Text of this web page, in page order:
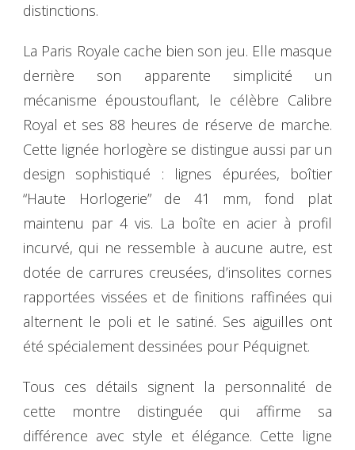
distinctions.
La Paris Royale cache bien son jeu. Elle masque
derrière son apparente simplicité un
mécanisme époustouflant, le célèbre Calibre
Royal et ses 88 heures de réserve de marche.
Cette lignée horlogère se distingue aussi par un
design sophistiqué : lignes épurées, boîtier
“Haute Horlogerie” de 41 mm, fond plat
maintenu par 4 vis. La boîte en acier à profil
incurvé, qui ne ressemble à aucune autre, est
dotée de carrures creusées, d’insolites cornes
rapportées vissées et de finitions raffinées qui
alternent le poli et le satiné. Ses aiguilles ont
été spécialement dessinées pour Péquignet.
Tous ces détails signent la personnalité de
cette montre distinguée qui affirme sa
différence avec style et élégance. Cette ligne